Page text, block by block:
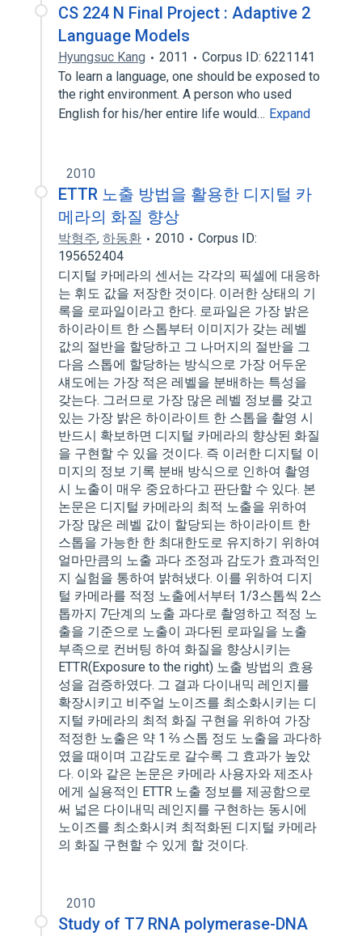
CS 224 N Final Project : Adaptive 2
Language Models
Hyungsuc Kang 2011
Corpus ID: 6221141
To learn a language, one should be exposed to
the right environment. A person who used
English for his/her entire life would… Expand
2010
ETTR 노출 방법을 활용한 디지털 카
메라의 화질 향상
박형주, 하동환 2010
Corpus ID:
195652404
디지털 카메라의 센서는 각각의 픽셀에 대응하
는 휘도 값을 저장한 것이다. 이러한 상태의 기
록을 로파일이라고 한다. 로파일은 가장 밝은
하이라이트 한 스톱부터 이미지가 갖는 레벨
값의 절반을 할당하고 그 나머지의 절반을 그
다음 스톱에 할당하는 방식으로 가장 어두운
섀도에는 가장 적은 레벨을 분배하는 특성을
갖는다. 그러므로 가장 많은 레벨 정보를 갖고
있는 가장 밝은 하이라이트 한 스톱을 촬영 시
반드시 확보하면 디지털 카메라의 향상된 화질
을 구현할 수 있을 것이다. 즉 이러한 디지털 이
미지의 정보 기록 분배 방식으로 인하여 촬영
시 노출이 매우 중요하다고 판단할 수 있다. 본
논문은 디지털 카메라의 최적 노출을 위하여
가장 많은 레벨 값이 할당되는 하이라이트 한
스톱을 가능한 한 최대한도로 유지하기 위하여
얼마만큼의 노출 과다 조정과 감도가 효과적인
지 실험을 통하여 밝혀냈다. 이를 위하여 디지
털 카메라를 적정 노출에서부터 1/3스톱씩 2스
톱까지 7단계의 노출 과다로 촬영하고 적정 노
출을 기준으로 노출이 과다된 로파일을 노출
부족으로 컨버팅 하여 화질을 향상시키는
ETTR(Exposure to the right) 노출 방법의 효용
성을 검증하였다. 그 결과 다이내믹 레인지를
확장시키고 비주얼 노이즈를 최소화시키는 디
지털 카메라의 최적 화질 구현을 위하여 가장
적정한 노출은 약 1 ⅔ 스톱 정도 노출을 과다하
였을 때이며 고감도로 갈수록 그 효과가 높았
다. 이와 같은 논문은 카메라 사용자와 제조사
에게 실용적인 ETTR 노출 정보를 제공함으로
써 넓은 다이내믹 레인지를 구현하는 동시에
노이즈를 최소화시켜 최적화된 디지털 카메라
의 화질 구현할 수 있게 할 것이다.
2010
Study of T7 RNA polymerase-DNA